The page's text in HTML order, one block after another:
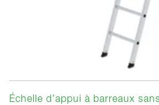
Échelle d’appui à barreaux